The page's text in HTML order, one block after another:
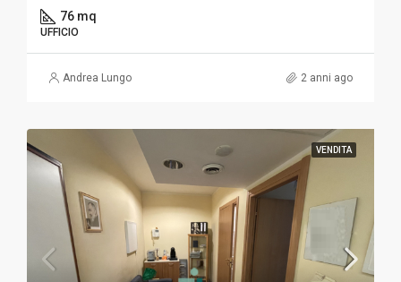
76 mq
UFFICIO
Andrea Lungo 2 anni ago
VENDITA